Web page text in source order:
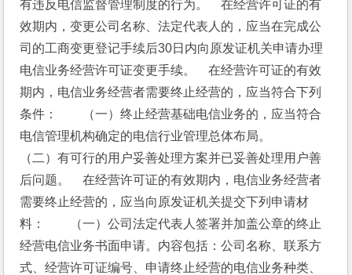
有违反电信监督管理制度的行为。　在经营许可证的有
效期内，变更公司名称、法定代表人的，应当在完成公
司的工商变更登记手续后30日内向原发证机关申请办理
电信业务经营许可证变更手续。　在经营许可证的有效
期内，电信业务经营者需要终止经营的，应当符合下列
条件：　　（一）终止经营基础电信业务的，应当符合
电信管理机构确定的电信行业管理总体布局。
（二）有可行的用户妥善处理方案并已妥善处理用户善
后问题。　在经营许可证的有效期内，电信业务经营者
需要终止经营的，应当向原发证机关提交下列申请材
料：　　（一）公司法定代表人签署并加盖公章的终止
经营电信业务书面申请。内容包括：公司名称、联系方
式、经营许可证编号、申请终止经营的电信业务种类、